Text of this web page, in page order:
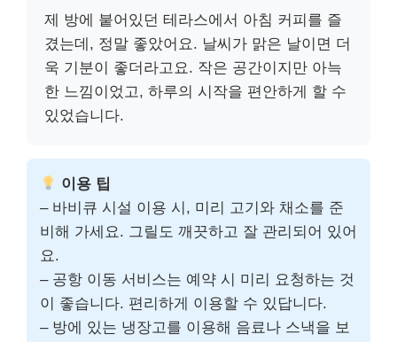
제 방에 붙어있던 테라스에서 아침 커피를 즐
겼는데, 정말 좋았어요. 날씨가 맑은 날이면 더
욱 기분이 좋더라고요. 작은 공간이지만 아늑
한 느낌이었고, 하루의 시작을 편안하게 할 수
있었습니다.
이용 팁
– 바비큐 시설 이용 시, 미리 고기와 채소를 준
비해 가세요. 그릴도 깨끗하고 잘 관리되어 있어
요.
– 공항 이동 서비스는 예약 시 미리 요청하는 것
이 좋습니다. 편리하게 이용할 수 있답니다.
– 방에 있는 냉장고를 이용해 음료나 스낵을 보